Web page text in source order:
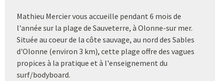
Mathieu Mercier vous accueille pendant 6 mois de
l'année sur la plage de Sauveterre, à Olonne-sur mer.
Située au coeur de la côte sauvage, au nord des Sables
d'Olonne (environ 3 km), cette plage offre des vagues
propices à la pratique et à l'enseignement du
surf/bodyboard.